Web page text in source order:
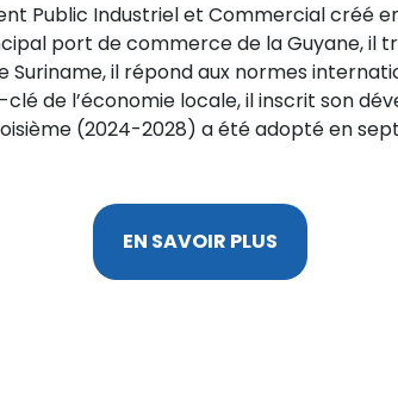
Public Industriel et Commercial créé
port de commerce de la Guyane, il
il répond aux normes
de l’économie locale, il inscrit son
(2024-2028) a été adopté en
EN SAVOIR PLUS